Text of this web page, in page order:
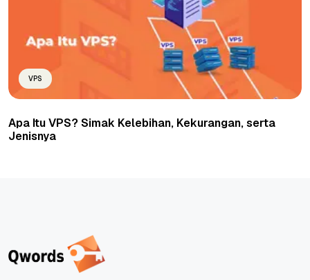
VPS
Apa Itu VPS? Simak Kelebihan, Kekurangan, serta
Jenisnya